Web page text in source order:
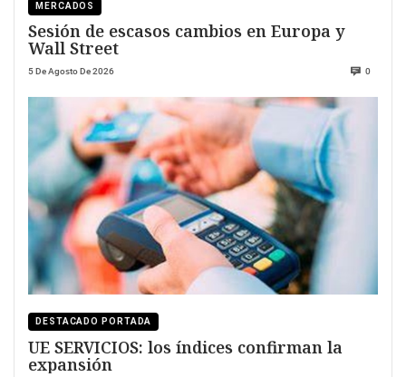
MERCADOS
Sesión de escasos cambios en Europa y
Wall Street
5 De Agosto De 2026 0
DESTACADO PORTADA
UE SERVICIOS: los índices confirman la
expansión